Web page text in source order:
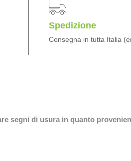
Spedizione
Consegna in tutta Italia
segni di usura in quanto